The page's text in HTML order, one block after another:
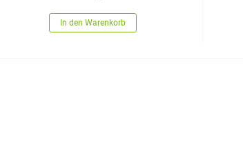
In den Warenkorb